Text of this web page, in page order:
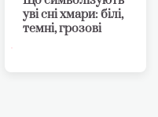
уві сні хмари: білі,
темні, грозові